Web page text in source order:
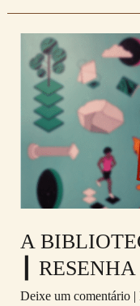
A
┃ RESENHA
Deixe um comentário |
BIBLIOTECA
DA
MEIA-
RESENHA